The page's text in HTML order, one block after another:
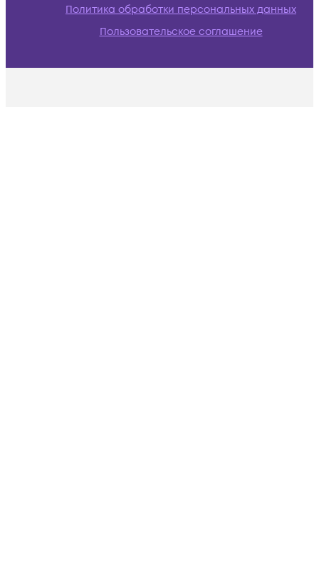
Политика обработки персональных данных
Пользовательское соглашение